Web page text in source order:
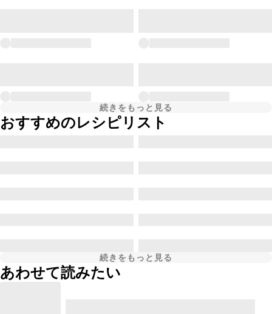
続きをもっと見る
おすすめのレシピリスト
続きをもっと見る
あわせて読みたい